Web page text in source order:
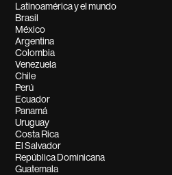
Latinoamérica y el mundo
Brasil
México
Argentina
Colombia
Venezuela
Chile
Perú
Ecuador
Panamá
Uruguay
Costa Rica
El Salvador
República Dominicana
Guatemala